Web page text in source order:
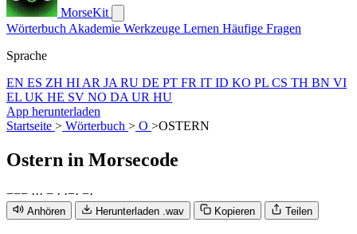
MorseKit
Wörterbuch Akademie Werkzeuge Lernen Häufige Fragen
Sprache
EN ES ZH HI AR JA RU DE PT FR IT ID KO PL CS TH BN VI
EL UK HE SV NO DA UR HU
App herunterladen
Startseite > Wörterbuch > O >OSTERN
Ostern in Morsecode
−−− ··· − · ·−· −·
Anhören Herunterladen .wav Kopieren Teilen